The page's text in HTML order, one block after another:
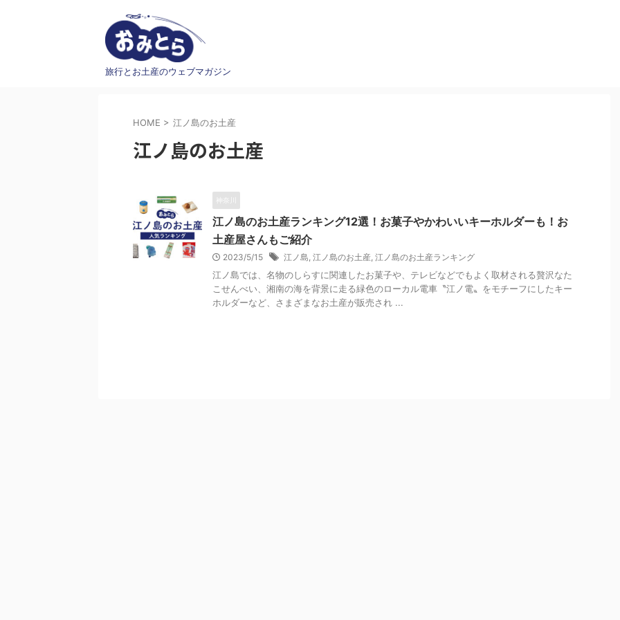
旅行とお土産のウェブマガジン
HOME > 江ノ島のお土産
江ノ島のお土産
神奈川
江ノ島のお土産ランキング12選！お菓子やかわいいキーホルダーも！お
土産屋さんもご紹介
2023/5/15 江ノ島, 江ノ島のお土産, 江ノ島のお土産ランキング
江ノ島では、名物のしらすに関連したお菓子や、テレビなどでもよく取材される贅沢なた
こせんべい、湘南の海を背景に走る緑色のローカル電車〝江ノ電〟をモチーフにしたキー
ホルダーなど、さまざまなお土産が販売され ...